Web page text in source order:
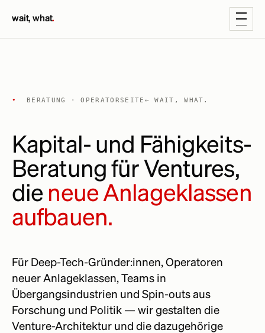
wait, what.
• BERATUNG · OPERATORSEITE ← WAIT, WHAT.
Kapital- und Fähigkeits-
Beratung für Ventures,
die neue Anlageklassen
aufbauen.
Für Deep-Tech-Gründer:innen, Operatoren
neuer Anlageklassen, Teams in
Übergangsindustrien und Spin-outs aus
Forschung und Politik — wir gestalten die
Venture-Architektur und die dazugehörige